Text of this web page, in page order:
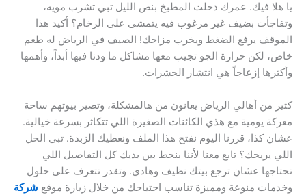
يا هلا فيك. عمرك دخلت المطبخ بنص الليل تبي تشرب مويه،
وتفاجأت بضيف غير مرغوب فيه يتمشى على الرخام؟ أكيد هذا
الموقف يرفع الضغط ويخرب مزاجك! الصيف في الرياض له طعم
خاص، لكن حرارة الجو تجيب معها مشاكل ما ودنا فيها أبداً، وأهمها
وأكثرها إزعاجاً هي انتشار الحشرات.
كثير من أهالي الرياض يعانون من هالمشكلة، وتصير بيوتهم ساحة
معركة يومية مع هذي الكائنات الصغيرة اللي تتكاثر بسرعة خيالية.
عشان كذا، قررنا اليوم نفتح هذا الملف ونعطيك الزبدة. تبي الحل
اللي يريحك؟ تابع معنا لأننا بنحط بين يديك كل التفاصيل اللي
تحتاجها عشان ترجع بيتك نظيف وهادي. وتقدر تتعرف على حلول
وخدمات منوعة ومميزة تناسب احتياجك من خلال زيارة موقع شركة